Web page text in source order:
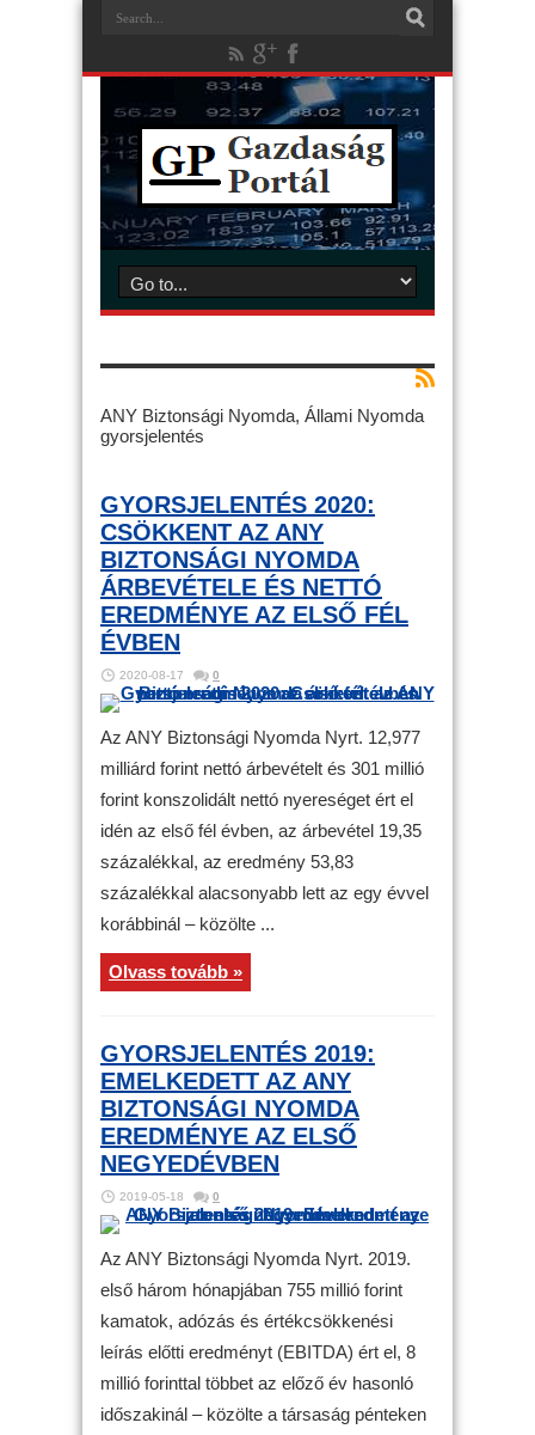
ANY Biztonsági Nyomda, Állami Nyomda
gyorsjelentés
GYORSJELENTÉS 2020:
CSÖKKENT AZ ANY
BIZTONSÁGI NYOMDA
ÁRBEVÉTELE ÉS NETTÓ
EREDMÉNYE AZ ELSŐ FÉL
ÉVBEN
2020-08-17 0
Az ANY Biztonsági Nyomda Nyrt. 12,977
milliárd forint nettó árbevételt és 301 millió
forint konszolidált nettó nyereséget ért el
idén az első fél évben, az árbevétel 19,35
százalékkal, az eredmény 53,83
százalékkal alacsonyabb lett az egy évvel
korábbinál – közölte ...
Olvass tovább »
GYORSJELENTÉS 2019:
EMELKEDETT AZ ANY
BIZTONSÁGI NYOMDA
EREDMÉNYE AZ ELSŐ
NEGYEDÉVBEN
2019-05-18 0
Az ANY Biztonsági Nyomda Nyrt. 2019.
első három hónapjában 755 millió forint
kamatok, adózás és értékcsökkenési
leírás előtti eredményt (EBITDA) ért el, 8
millió forinttal többet az előző év hasonló
időszakinál – közölte a társaság pénteken